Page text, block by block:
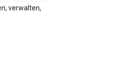
verwalten,